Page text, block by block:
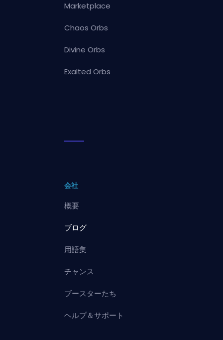
Marketplace
Chaos Orbs
Divine Orbs
Exalted Orbs
会社
概要
ブログ
用語集
チャンス
ブースターたち
ヘルプ＆サポート